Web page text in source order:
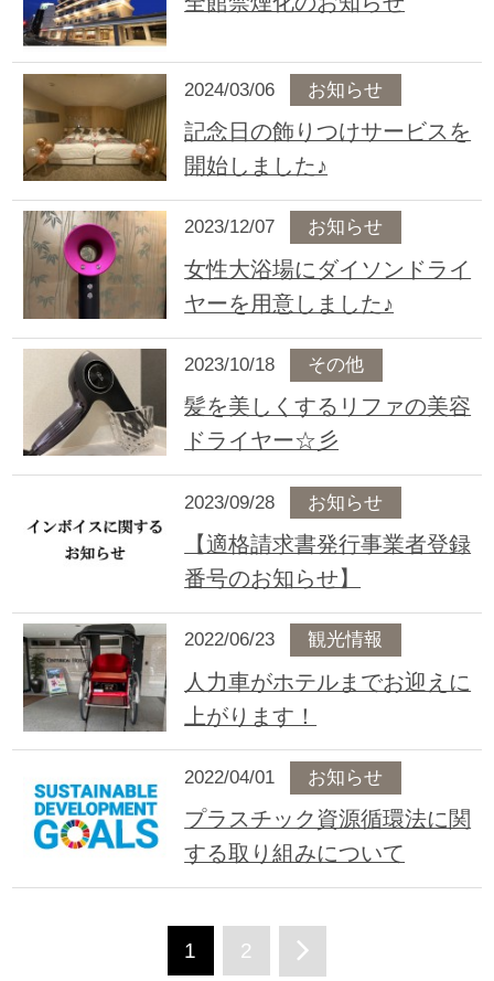
2024/03/06 お知らせ
記念日の飾りつけサービスを
開始しました♪
2023/12/07 お知らせ
女性大浴場にダイソンドライ
ヤーを用意しました♪
2023/10/18 その他
髪を美しくするリファの美容
ドライヤー☆彡
2023/09/28 お知らせ
【適格請求書発行事業者登録
番号のお知らせ】
2022/06/23 観光情報
人力車がホテルまでお迎えに
上がります！
2022/04/01 お知らせ
プラスチック資源循環法に関
する取り組みについて
1 2